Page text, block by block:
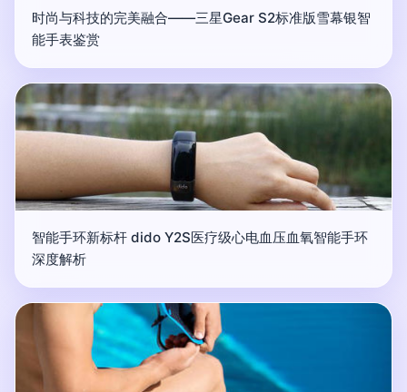
时尚与科技的完美融合——三星Gear S2标准版雪幕银智
能手表鉴赏
智能手环新标杆 dido Y2S医疗级心电血压血氧智能手环
深度解析